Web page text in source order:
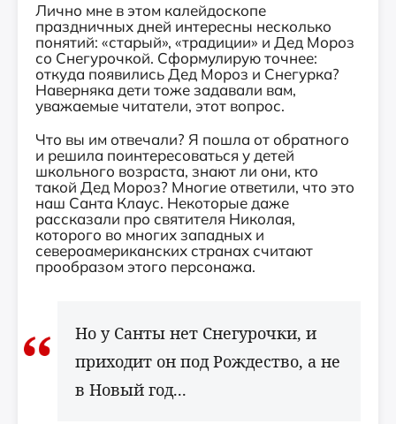
Лично мне в этом калейдоскопе
праздничных дней интересны несколько
понятий: «старый», «традиции» и Дед Мороз
со Снегурочкой. Сформулирую точнее:
откуда появились Дед Мороз и Снегурка?
Наверняка дети тоже задавали вам,
уважаемые читатели, этот вопрос.
Что вы им отвечали? Я пошла от обратного
и решила поинтересоваться у детей
школьного возраста, знают ли они, кто
такой Дед Мороз? Многие ответили, что это
наш Санта Клаус. Некоторые даже
рассказали про святителя Николая,
которого во многих западных и
североамериканских странах считают
прообразом этого персонажа.
Но у Санты нет Снегурочки, и
приходит он под Рождество, а не
в Новый год...